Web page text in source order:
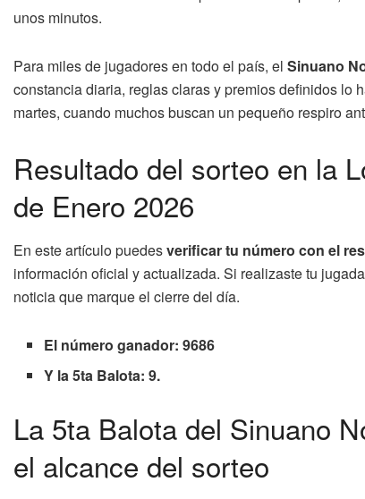
unos minutos.
Para miles de jugadores en todo el país, el Sinuano
constancia diaria, reglas claras y premios definidos lo
martes, cuando muchos buscan un pequeño respiro
Resultado del sorteo en la
de Enero 2026
En este artículo puedesverificar tu número con el
información oficial y actualizada. Si realizaste tu
noticia que marque el cierre del día.
El número ganador: 9686
Y la 5ta Balota: 9.
La 5ta Balota del Sinuano
el alcance del sorteo